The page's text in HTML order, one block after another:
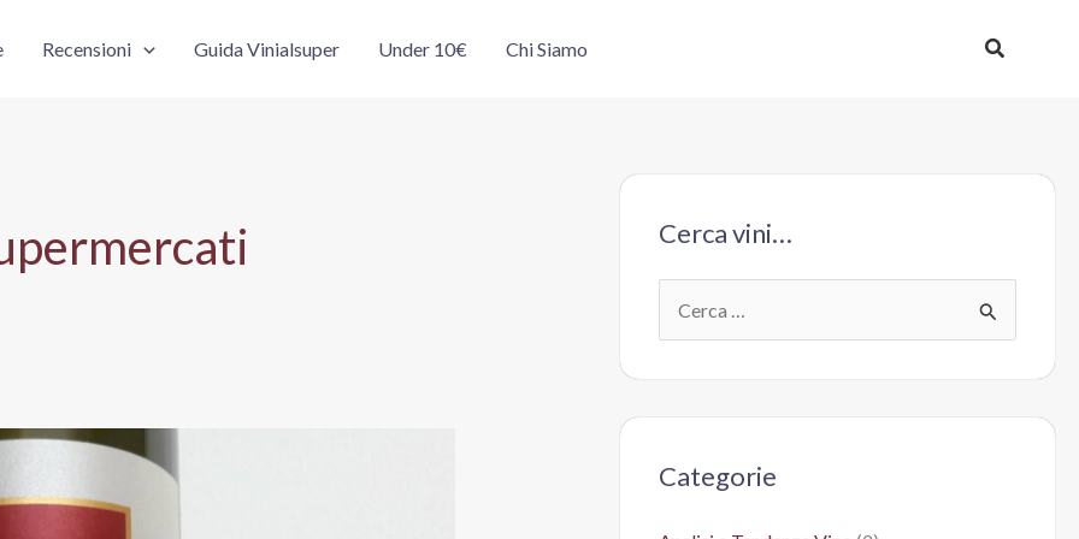
Recensioni Guida Vinialsuper Under 10€ Chi Siamo Cerca
Cerca vini…
e
:Categorie